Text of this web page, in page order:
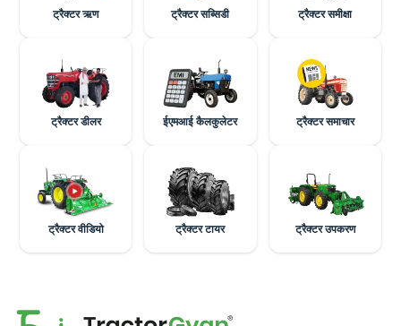
ट्रैक्टर ऋण ट्रैक्टर सब्सिडी ट्रैक्टर समीक्षा
ट्रैक्टर डीलर ईएमआई कैलकुलेटर ट्रैक्टर समाचार
ट्रैक्टर वीडियो ट्रैक्टर टायर ट्रैक्टर उपकरण